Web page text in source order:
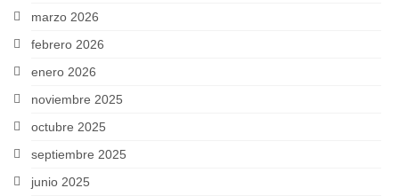
marzo 2026
febrero 2026
enero 2026
noviembre 2025
octubre 2025
septiembre 2025
junio 2025